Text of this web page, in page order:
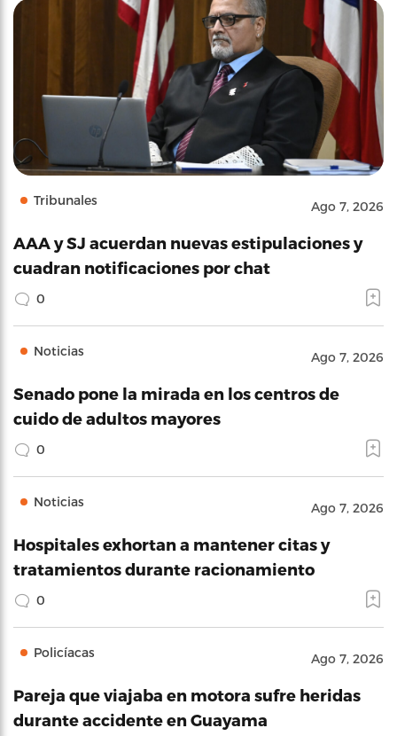
Tribunales Ago 7, 2026
AAA y SJ acuerdan nuevas estipulaciones y
cuadran notificaciones por chat
0
Noticias Ago 7, 2026
Senado pone la mirada en los centros de
cuido de adultos mayores
0
Noticias Ago 7, 2026
Hospitales exhortan a mantener citas y
tratamientos durante racionamiento
0
Policíacas Ago 7, 2026
Pareja que viajaba en motora sufre heridas
durante accidente en Guayama